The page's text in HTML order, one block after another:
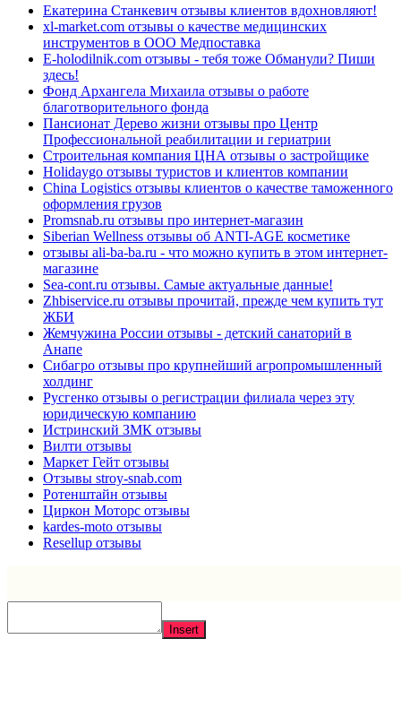
Екатерина Станкевич отзывы клиентов вдохновляют!
xl-market.com отзывы о качестве медицинских
инструментов в ООО Медпоставка
E-holodilnik.com отзывы - тебя тоже Обманули? Пиши
здесь!
Фонд Архангела Михаила отзывы о работе
благотворительного фонда
Пансионат Дерево жизни отзывы про Центр
Профессиональной реабилитации и гериатрии
Строительная компания ЦНА отзывы о застройщике
Holidaygo отзывы туристов и клиентов компании
China Logistics отзывы клиентов о качестве таможенного
оформления грузов
Promsnab.ru отзывы про интернет-магазин
Siberian Wellness отзывы об ANTI-AGE косметике
отзывы ali-ba-ba.ru - что можно купить в этом интернет-
магазине
Sea-cont.ru отзывы. Самые актуальные данные!
Zhbiservice.ru отзывы прочитай, прежде чем купить тут
ЖБИ
Жемчужина России отзывы - детский санаторий в
Анапе
Сибагро отзывы про крупнейший агропромышленный
холдинг
Русгенко отзывы о регистрации филиала через эту
юридическую компанию
Истринский ЗМК отзывы
Вилти отзывы
Маркет Гейт отзывы
Отзывы stroy-snab.com
Ротенштайн отзывы
Циркон Моторс отзывы
kardes-moto отзывы
Resellup отзывы
Insert